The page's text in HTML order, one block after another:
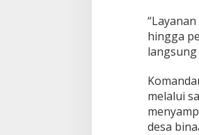
hingga
langsung
melalui
desa